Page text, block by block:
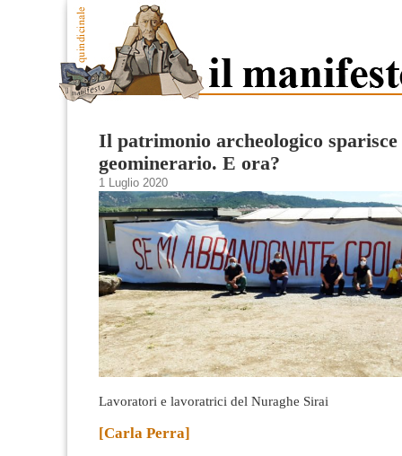
Il patrimonio archeologico
geominerario. E ora?
1 Luglio 2020
Lavoratori e lavoratrici del Nuraghe Sirai
[Carla Perra]